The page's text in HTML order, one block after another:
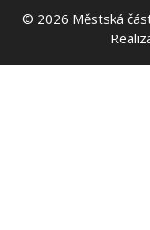
© 2026 Městská